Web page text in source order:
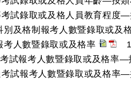
試錄取或及格人員教育程度
及格制報考人數暨錄取或及
人數暨錄取或及格率
試報考人數暨錄取或及格率—
試報考人數暨錄取或及格率